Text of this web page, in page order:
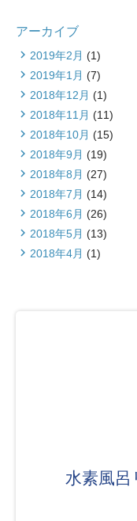
アーカイブ
2019年2月 (1)
2019年1月 (7)
2018年12月 (1)
2018年11月 (11)
2018年10月 (15)
2018年9月 (19)
2018年8月 (27)
2018年7月 (14)
2018年6月 (26)
2018年5月 (13)
2018年4月 (1)
水素風